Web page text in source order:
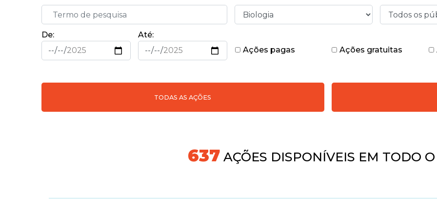
De:
Até:
Ações pagas
Ações gratuitas
TODAS AS AÇÕES
718AÇÕES DISPONÍVEIS EM TODO O